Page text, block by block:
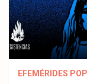
EFEMÉRIDES